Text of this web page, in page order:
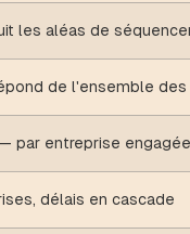
les aléas de
de l'ensemble
— par entreprise engagée
délais en cascade